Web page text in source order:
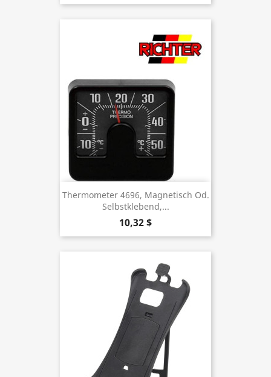
Thermometer 4696, Magnetisch Od.
Selbstklebend,...
10,32 $